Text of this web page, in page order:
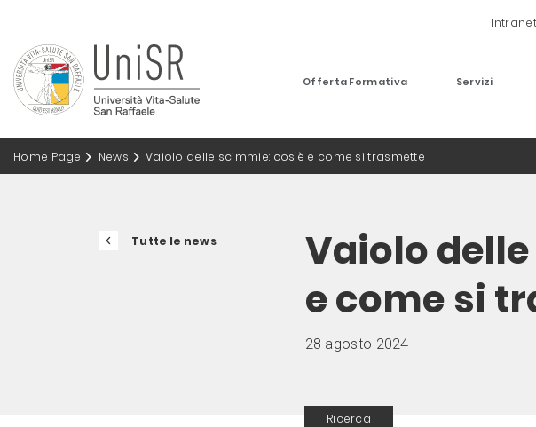
Intranet
Offerta Formativa Servizi
Home Page News Vaiolo delle scimmie: cos’è e come si trasmette
Tutte le news
Vaiolo
e come si
28 agosto 2024
Ricerca